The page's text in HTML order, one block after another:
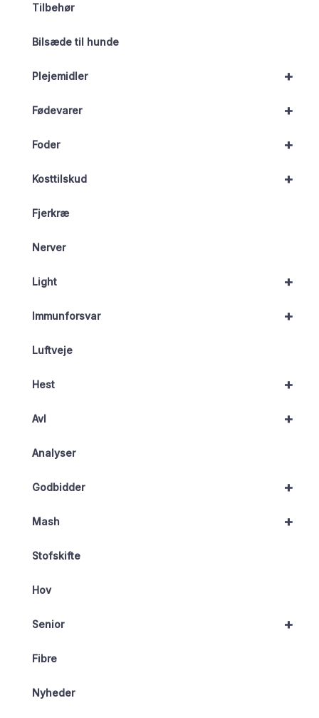
Tilbehør
Bilsæde til hunde
+
Plejemidler
+
Fødevarer
+
Foder
+
Kosttilskud
Fjerkræ
Nerver
+
Light
+
Immunforsvar
Luftveje
+
Hest
+
Avl
Analyser
+
Godbidder
+
Mash
Stofskifte
Hov
+
Senior
Fibre
Nyheder